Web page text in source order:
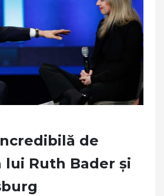
de
lui Ruth Bader și